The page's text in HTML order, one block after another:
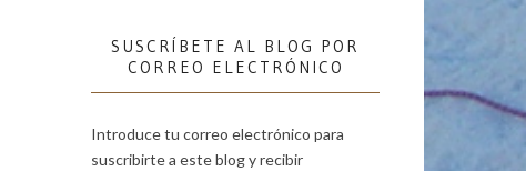
SUSCRÍBETE AL BLOG POR
CORREO ELECTRÓNICO
Introduce tu correo electrónico para
suscribirte a este blog y recibir